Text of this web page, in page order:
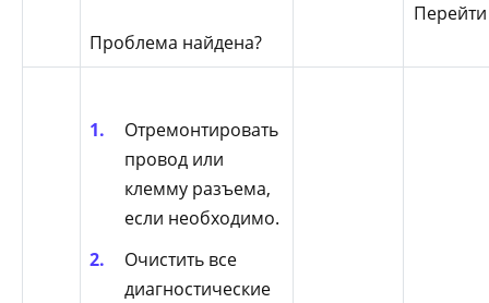
Проблема найдена?
Отремонтировать
провод или
клемму разъема,
если необходимо.
Очистить все
диагностические